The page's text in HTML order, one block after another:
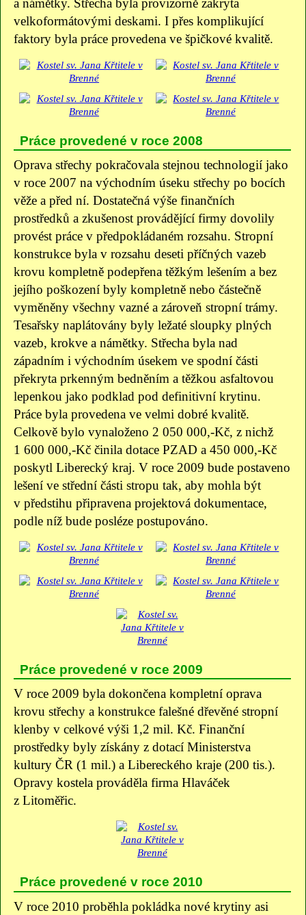
a námětky. Střecha byla provizorně zakryta
velkoformátovými deskami. I přes komplikující
faktory byla práce provedena ve špičkové kvalitě.
Práce provedené v roce 2008
Oprava střechy pokračovala stejnou technologií jako
v roce 2007 na východním úseku střechy po bocích
věže a před ní. Dostatečná výše finančních
prostředků a zkušenost provádějící firmy dovolily
provést práce v předpokládaném rozsahu. Stropní
konstrukce byla v rozsahu deseti příčných vazeb
krovu kompletně podepřena těžkým lešením a bez
jejího poškození byly kompletně nebo částečně
vyměněny všechny vazné a zároveň stropní trámy.
Tesařsky naplátovány byly ležaté sloupky plných
vazeb, krokve a námětky. Střecha byla nad
západním i východním úsekem ve spodní části
překryta prkenným bedněním a těžkou asfaltovou
lepenkou jako podklad pod definitivní krytinu.
Práce byla provedena ve velmi dobré kvalitě.
Celkově bylo vynaloženo 2 050 000,-Kč, z nichž
1 600 000,-Kč činila dotace PZAD a 450 000,-Kč
poskytl Liberecký kraj. V roce 2009 bude postaveno
lešení ve střední části stropu tak, aby mohla být
v předstihu připravena projektová dokumentace,
podle níž bude posléze postupováno.
Práce provedené v roce 2009
V roce 2009 byla dokončena kompletní oprava
krovu střechy a konstrukce falešné dřevěné stropní
klenby v celkové výši 1,2 mil. Kč. Finanční
prostředky byly získány z dotací Ministerstva
kultury ČR (1 mil.) a Libereckého kraje (200 tis.).
Opravy kostela prováděla firma Hlaváček
z Litoměřic.
Práce provedené v roce 2010
V roce 2010 proběhla pokládka nové krytiny asi